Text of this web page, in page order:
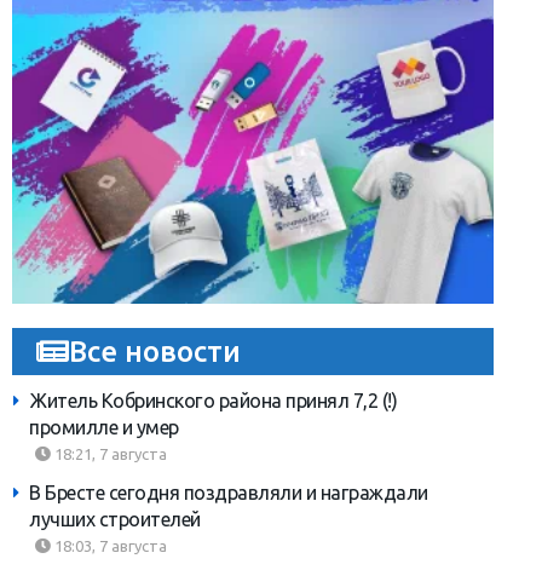
Все новости
Житель Кобринского района принял 7,2 (!)
промилле и умер
18:21, 7 августа
В Бресте сегодня поздравляли и награждали
лучших строителей
18:03, 7 августа